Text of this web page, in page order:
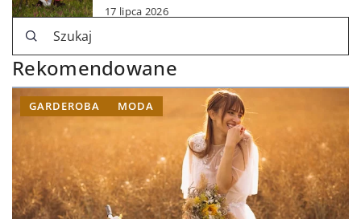
17 lipca 2026
Rekomendowane
GARDEROBA MODA